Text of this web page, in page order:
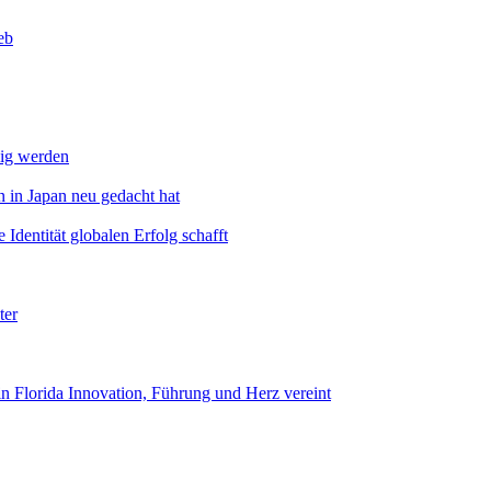
werden
Japan neu gedacht hat
Identität globalen Erfolg schafft
Florida Innovation, Führung und Herz vereint